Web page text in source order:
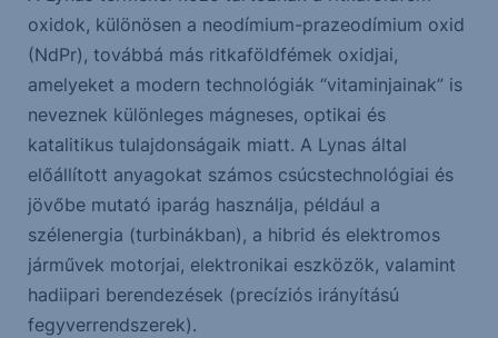
oxidok, különösen a neodímium-prazeodímium oxid
(NdPr), továbbá más ritkaföldfémek oxidjai,
amelyeket a modern technológiák “vitaminjainak” is
neveznek különleges mágneses, optikai és
katalitikus tulajdonságaik miatt. A Lynas által
előállított anyagokat számos csúcstechnológiai és
jövőbe mutató iparág használja, például a
szélenergia (turbinákban), a hibrid és elektromos
járművek motorjai, elektronikai eszközök, valamint
hadiipari berendezések (precíziós irányítású
fegyverrendszerek).